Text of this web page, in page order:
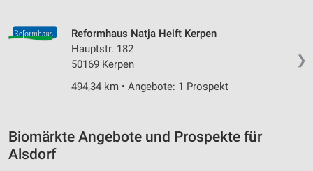
❯
Reformhaus Natja Heift Kerpen
Hauptstr. 182
50169 Kerpen
494,34 km • Angebote: 1 Prospekt
Biomärkte Angebote und Prospekte für
Alsdorf
Inhalten
IAB-Besonderheiten:
Verwendung genauer Standortdaten
Nicht-IAB-Verarbeitungszwecke:
Notwendig